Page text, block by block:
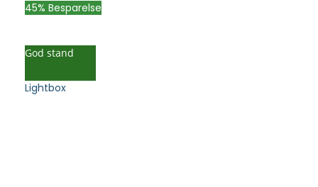
45% Besparelse
God stand
Lightbox